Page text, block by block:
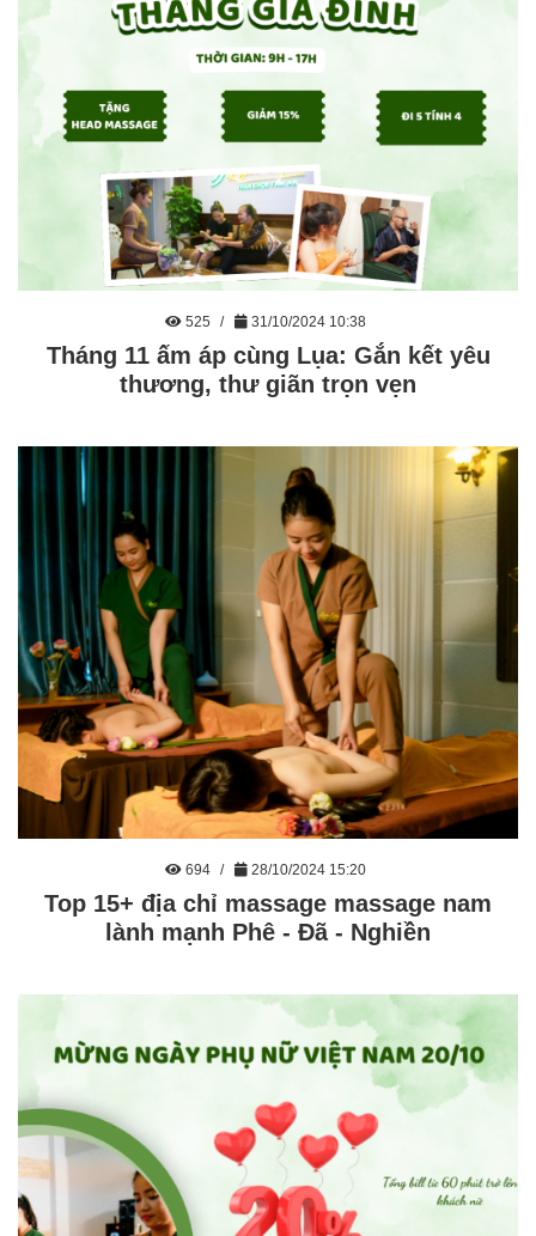
525 31/10/2024 10:38
Tháng 11 ấm áp cùng Lụa: Gắn kết yêu
thương, thư giãn trọn vẹn
694 28/10/2024 15:20
Top 15+ địa chỉ massage massage nam
lành mạnh Phê - Đã - Nghiền